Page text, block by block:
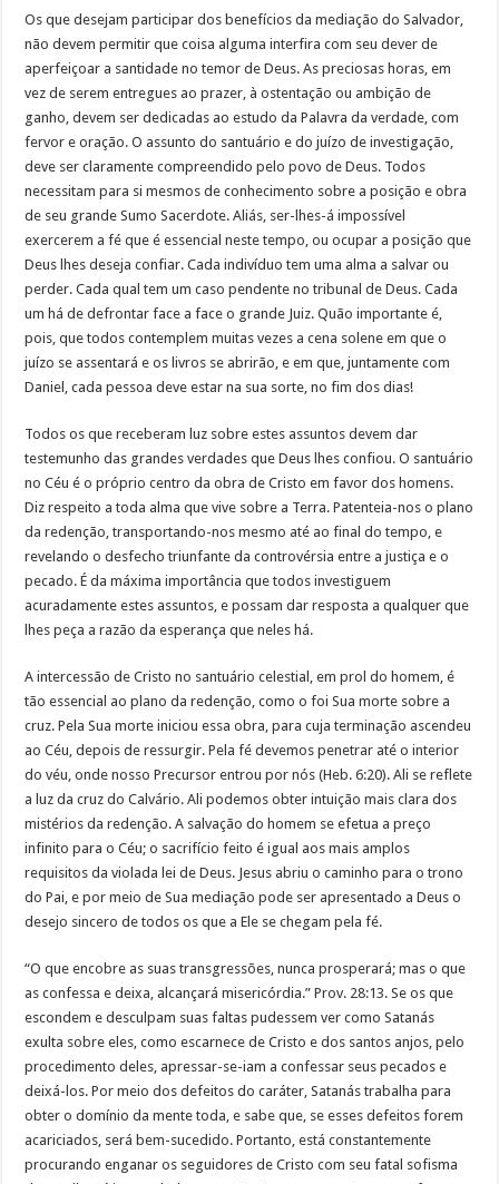
Os que desejam participar dos benefícios da mediação do Salvador,
não devem permitir que coisa alguma interfira com seu dever de
aperfeiçoar a santidade no temor de Deus. As preciosas horas, em
vez de serem entregues ao prazer, à ostentação ou ambição de
ganho, devem ser dedicadas ao estudo da Palavra da verdade, com
fervor e oração. O assunto do santuário e do juízo de investigação,
deve ser claramente compreendido pelo povo de Deus. Todos
necessitam para si mesmos de conhecimento sobre a posição e obra
de seu grande Sumo Sacerdote. Aliás, ser-lhes-á impossível
exercerem a fé que é essencial neste tempo, ou ocupar a posição que
Deus lhes deseja confiar. Cada indivíduo tem uma alma a salvar ou
perder. Cada qual tem um caso pendente no tribunal de Deus. Cada
um há de defrontar face a face o grande Juiz. Quão importante é,
pois, que todos contemplem muitas vezes a cena solene em que o
juízo se assentará e os livros se abrirão, e em que, juntamente com
Daniel, cada pessoa deve estar na sua sorte, no fim dos dias!
Todos os que receberam luz sobre estes assuntos devem dar
testemunho das grandes verdades que Deus lhes confiou. O santuário
no Céu é o próprio centro da obra de Cristo em favor dos homens.
Diz respeito a toda alma que vive sobre a Terra. Patenteia-nos o plano
da redenção, transportando-nos mesmo até ao final do tempo, e
revelando o desfecho triunfante da controvérsia entre a justiça e o
pecado. É da máxima importância que todos investiguem
acuradamente estes assuntos, e possam dar resposta a qualquer que
lhes peça a razão da esperança que neles há.
A intercessão de Cristo no santuário celestial, em prol do homem, é
tão essencial ao plano da redenção, como o foi Sua morte sobre a
cruz. Pela Sua morte iniciou essa obra, para cuja terminação ascendeu
ao Céu, depois de ressurgir. Pela fé devemos penetrar até o interior
do véu, onde nosso Precursor entrou por nós (Heb. 6:20). Ali se reflete
a luz da cruz do Calvário. Ali podemos obter intuição mais clara dos
mistérios da redenção. A salvação do homem se efetua a preço
infinito para o Céu; o sacrifício feito é igual aos mais amplos
requisitos da violada lei de Deus. Jesus abriu o caminho para o trono
do Pai, e por meio de Sua mediação pode ser apresentado a Deus o
desejo sincero de todos os que a Ele se chegam pela fé.
“O que encobre as suas transgressões, nunca prosperará; mas o que
as confessa e deixa, alcançará misericórdia.” Prov. 28:13. Se os que
escondem e desculpam suas faltas pudessem ver como Satanás
exulta sobre eles, como escarnece de Cristo e dos santos anjos, pelo
procedimento deles, apressar-se-iam a confessar seus pecados e
deixá-los. Por meio dos defeitos do caráter, Satanás trabalha para
obter o domínio da mente toda, e sabe que, se esses defeitos forem
acariciados, será bem-sucedido. Portanto, está constantemente
procurando enganar os seguidores de Cristo com seu fatal sofisma